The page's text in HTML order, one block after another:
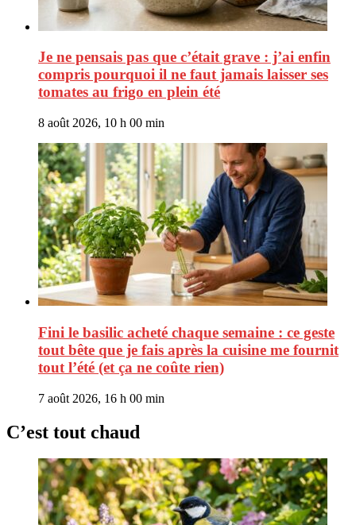
Je ne pensais pas que c’était grave : j’ai enfin
compris pourquoi il ne faut jamais laisser ses
tomates au frigo en plein été
8 août 2026, 10 h 00 min
Fini le basilic acheté chaque semaine : ce geste
tout bête que je fais après la cuisine me fournit
tout l’été (et ça ne coûte rien)
7 août 2026, 16 h 00 min
C’est tout chaud